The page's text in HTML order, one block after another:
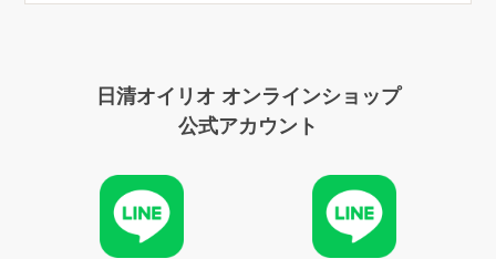
日清オイリオ オンラインショップ
公式アカウント